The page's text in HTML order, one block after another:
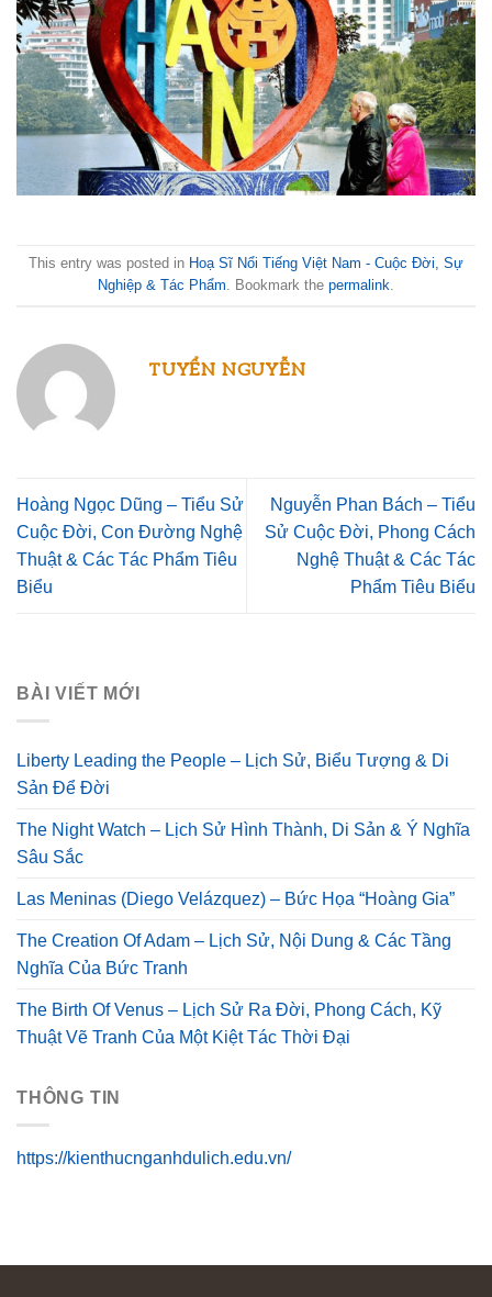
This entry was posted in Hoạ Sĩ Nổi Tiếng Việt Nam - Cuộc Đời, Sự
Nghiệp & Tác Phẩm. Bookmark the permalink.
TUYỂN NGUYỄN
Hoàng Ngọc Dũng – Tiểu Sử
Cuộc Đời, Con Đường Nghệ
Thuật & Các Tác Phẩm Tiêu
Biểu
Nguyễn Phan Bách – Tiểu
Sử Cuộc Đời, Phong Cách
Nghệ Thuật & Các Tác
Phẩm Tiêu Biểu
BÀI VIẾT MỚI
Liberty Leading the People – Lịch Sử, Biểu Tượng & Di
Sản Để Đời
The Night Watch – Lịch Sử Hình Thành, Di Sản & Ý Nghĩa
Sâu Sắc
Las Meninas (Diego Velázquez) – Bức Họa “Hoàng Gia”
The Creation Of Adam – Lịch Sử, Nội Dung & Các Tầng
Nghĩa Của Bức Tranh
The Birth Of Venus – Lịch Sử Ra Đời, Phong Cách, Kỹ
Thuật Vẽ Tranh Của Một Kiệt Tác Thời Đại
THÔNG TIN
https://kienthucnganhdulich.edu.vn/